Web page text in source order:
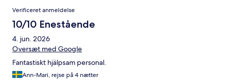
Verificeret anmeldelse
10/10 Enestående
4. jun. 2026
Oversæt med Google
Fantastiskt hjälpsam personal.
Ann-Mari, rejse på 4 nætter